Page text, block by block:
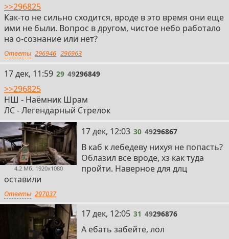
>>296825
Как-то не сильно сходится, вроде в это время они еще
ими не были. Вопрос в другом, чистое небо работало
на о-сознание или нет?
Ответы 296946 296963
29
17 дек, 11:59 29 49296849
>>296825
НШ - Наёмник Шрам
ЛС - Легендарный Стрелок
4,2 Мб, 1920x1080
30
17 дек, 12:03 30 49296867
В каб к лебедеву нихуя не попасть?
Облазил все вроде, хз как туда
пройти. Наверное для длц
оставили
Ответы 297037
31
17 дек, 12:05 31 49296876
А ебать забейте, лол